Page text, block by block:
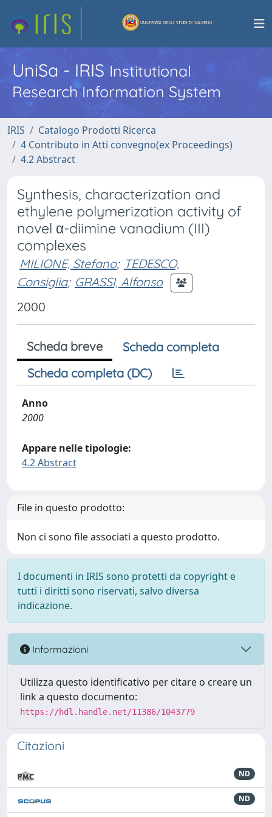
UniSa - IRISInstitutional
Research Information System
IRIS
Catalogo Prodotti Ricerca
4 Contributo in Atti convegno(ex Proceedings)
4.2 Abstract
Synthesis, characterization and
ethylene polymerization activity of
novel α-diimine vanadium (III)
complexes
MILIONE, Stefano; TEDESCO,
Consiglia; GRASSI, Alfonso
2000
Scheda breve
Scheda completa
Scheda completa (DC)
Anno
2000
Appare nelle tipologie:
4.2 Abstract
File in questo prodotto:
Non ci sono file associati a questo prodotto.
I documenti in IRIS sono protetti da copyright e
tutti i diritti sono riservati, salvo diversa
indicazione.
Informazioni
Utilizza questo identificativo per citare o creare un
link a questo documento:
https://hdl.handle.net/11386/1043779
Citazioni
ND
ND